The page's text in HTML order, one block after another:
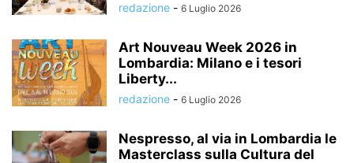
redazione - 6 Luglio 2026
Art Nouveau Week 2026 in
Lombardia: Milano e i tesori
Liberty...
redazione - 6 Luglio 2026
Nespresso, al via in Lombardia le
Masterclass sulla Cultura del